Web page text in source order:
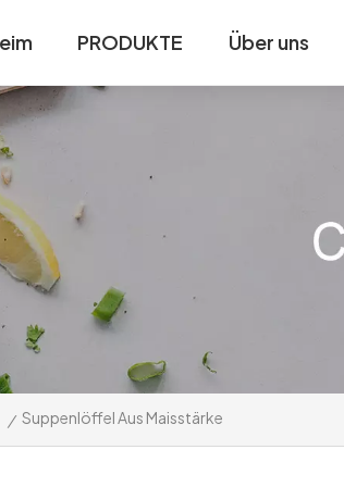
PRODUKTE Über uns
/ Suppenlöffel Aus Maisstärke